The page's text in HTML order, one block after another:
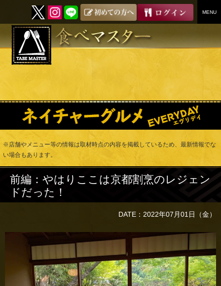
MENU
SKIP
※店舗やメニュー等の情報は取材時点の内容を掲載しているため、最新情報でな
い場合もあります。
前編：やはりここは京都割烹のレジェン
ドだった！
DATE：2022年07月01日（金）